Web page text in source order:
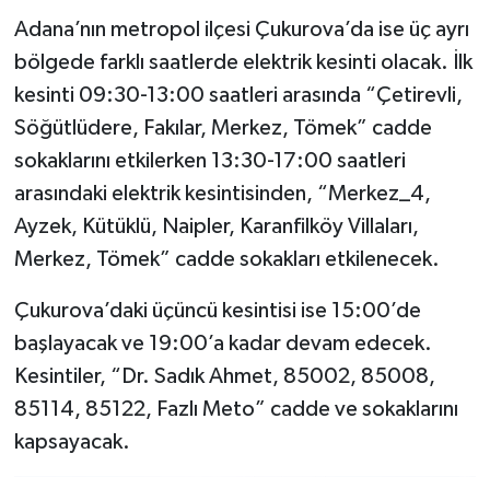
Adana’nın metropol ilçesi Çukurova’da ise üç ayrı
bölgede farklı saatlerde elektrik kesinti olacak. İlk
kesinti 09:30-13:00 saatleri arasında “Çetirevli,
Söğütlüdere, Fakılar, Merkez, Tömek” cadde
sokaklarını etkilerken 13:30-17:00 saatleri
arasındaki elektrik kesintisinden, “Merkez_4,
Ayzek, Kütüklü, Naipler, Karanfilköy Villaları,
Merkez, Tömek” cadde sokakları etkilenecek.
Çukurova’daki üçüncü kesintisi ise 15:00’de
başlayacak ve 19:00’a kadar devam edecek.
Kesintiler, “Dr. Sadık Ahmet, 85002, 85008,
85114, 85122, Fazlı Meto” cadde ve sokaklarını
kapsayacak.